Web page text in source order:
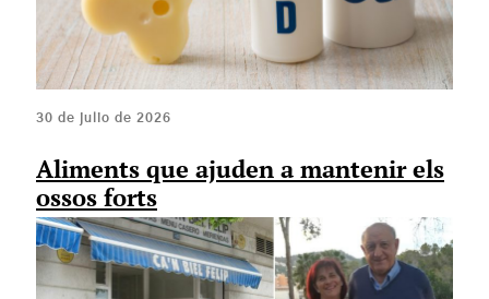
30 de julio de 2026
Aliments que ajuden a mantenir els
ossos forts